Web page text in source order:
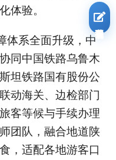
体验。
体系全面升级，中
同中国铁路乌鲁木
坦铁路国有股份公
动海关、边检部门
客等候与手续办理
团队，融合地道陕
，适配各地游客口
我要报名